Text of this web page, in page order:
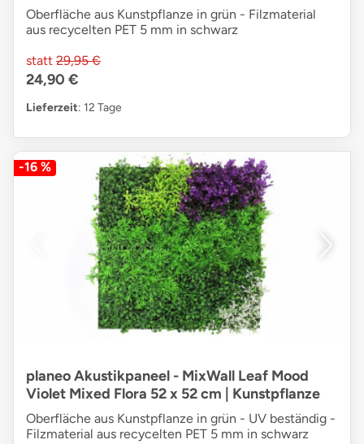
Oberfläche aus Kunstpflanze in grün - Filzmaterial
aus recycelten PET 5 mm in schwarz
statt 29,95 €
24,90 €
Lieferzeit: 12 Tage
-16 %
planeo Akustikpaneel - MixWall Leaf Mood
Violet Mixed Flora 52 x 52 cm | Kunstpflanze
Oberfläche aus Kunstpflanze in grün - UV beständig -
Filzmaterial aus recycelten PET 5 mm in schwarz